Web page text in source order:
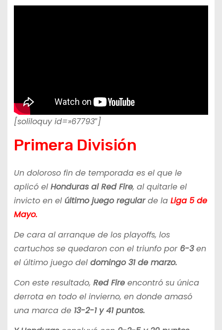
[soliloquy id=»67793″]
Primera División
Un doloroso fin de temporada es el que le
aplicó el Honduras al Red Fire, al quitarle el
invicto en el último juego regularde la Liga 5 de
Mayo.
De cara al arranque de los playoffs, los
cartuchos se quedaron con el triunfo por 6-3en
el último juego del domingo 31 de marzo.
Con este resultado, Red Fireencontró su única
derrota en todo el invierno, en donde amasó
una marca de 13-2-1 y 41 puntos.